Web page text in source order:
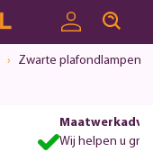
Zwarte plafondlampen
Wij helpen u